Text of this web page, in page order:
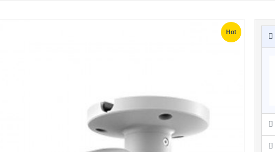
Hot